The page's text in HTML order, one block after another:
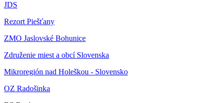
JDS
Rezort Piešťany
ZMO Jaslovské Bohunice
Združenie miest a obcí Slovenska
Mikroregión nad Holeškou - Slovensko
OZ Radošinka